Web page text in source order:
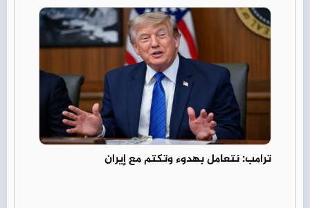
ترامب: نتعامل بهدوء وتكتم مع إيران